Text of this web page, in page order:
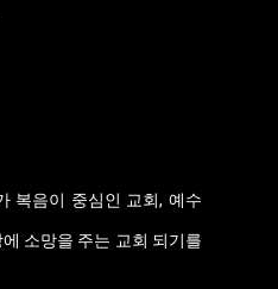
복음이 중심인 교회, 예수
소망을 주는 교회 되기를